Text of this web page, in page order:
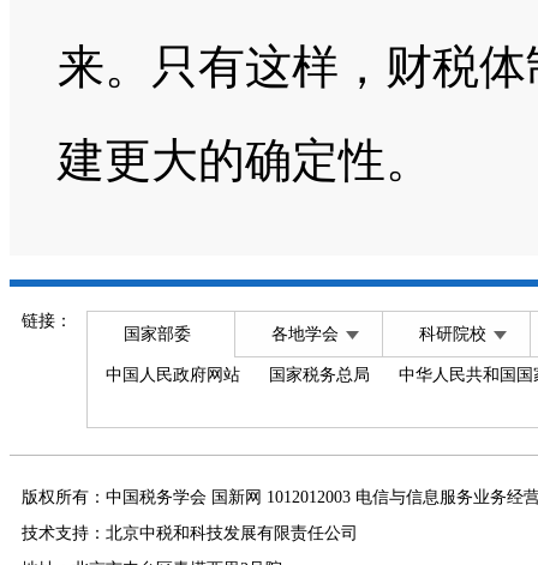
来。只有这样，财税
建更大的确定性。
链接：
国家部委 各地学会 科研院校
中国人民政府网站 国家税务总局 中华人民共和国
版权所有：中国税务学会 国新网 1012012003 电信与信息服务业务经
技术支持：北京中税和科技发展有限责任公司